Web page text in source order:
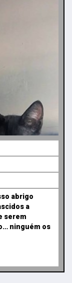
abrigo
a
serem
ninguém os